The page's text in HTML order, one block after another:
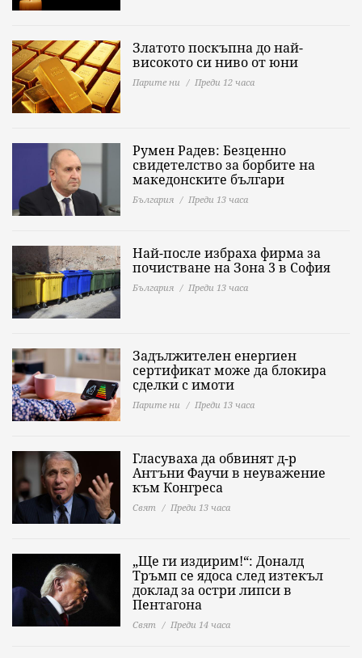
Златото поскъпна до най-
високото си ниво от юни
Парите ни Преди 12 часа
Румен Радев: Безценно
свидетелство за борбите на
македонските българи
България Преди 13 часа
Най-после избраха фирма за
почистване на Зона 3 в София
България Преди 13 часа
Задължителен енергиен
сертификат може да блокира
сделки с имоти
Парите ни Преди 13 часа
Гласуваха да обвинят д-р
Антъни Фаучи в неуважение
към Конгреса
Свят Преди 13 часа
„Ще ги издирим!“: Доналд
Тръмп се ядоса след изтекъл
доклад за остри липси в
Пентагона
Свят Преди 14 часа